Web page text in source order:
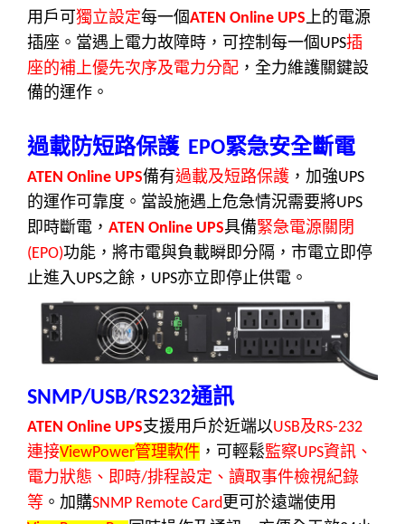
用戶可獨立設定每一個ATEN Online UPS 上的電源
插座。當遇上電力故障時，可控制每一個UPS插
座的補上優先次序及電力分配 ，全力維護關鍵設
備的運作。
過載防短路保護 EPO緊急安全斷電
ATEN Online UPS備有過載及短路保護 ，加強UPS
的運作可靠度。當設施遇上危急情況需要將UPS
即時斷電， ATEN Online UPS具備緊急電源關閉
(EPO)功能，將市電與負載瞬即分隔，市電立即停
止進入 UPS之餘， UPS亦立即停止供電。
SNMP/USB/RS232通訊
ATEN Online UPS支援用戶於近端以USB及RS-232
連接ViewPower管理軟件 ，可輕鬆監察UPS資訊、
電力狀態、即時/排程設定、讀取事件檢視紀錄
等 。加購SNMP Remote Card更可於遠端使用